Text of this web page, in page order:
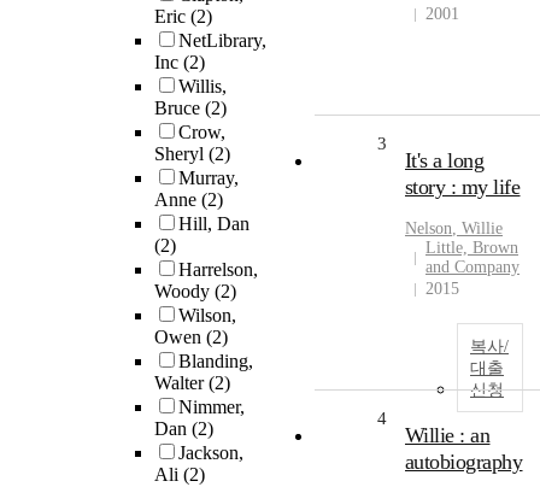
Eric (2)
NetLibrary,
Inc (2)
Willis,
Bruce (2)
Crow,
Sheryl (2)
Murray,
Anne (2)
Hill, Dan
(2)
Harrelson,
Woody (2)
Wilson,
Owen (2)
Blanding,
Walter(2)
Nimmer,
Dan (2)
Jackson,
Ali (2)
2001
3
It's a long
story : my life
Nelson, Willie
Little, Brown
and Company
2015
복사/
대출
신청
4
Willie : an
autobiography